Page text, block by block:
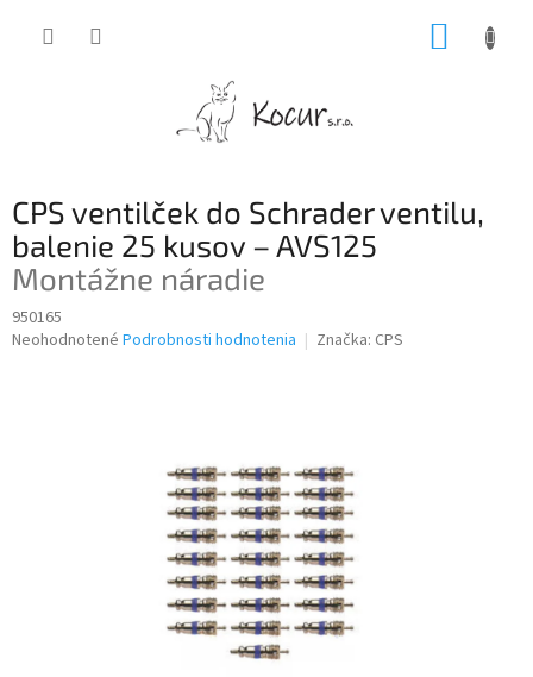
CPS ventilček do Schrader ventilu,
balenie 25 kusov – AVS125
Montážne náradie
950165
Priemerné
Neohodnotené Podrobnosti hodnotenia Značka: CPS